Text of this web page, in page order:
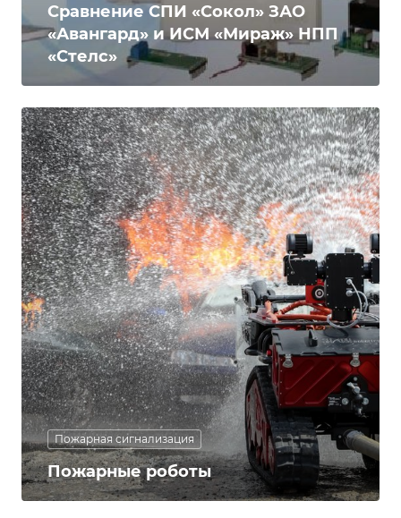
Сравнение СПИ «Сокол» ЗАО
«Авангард» и ИСМ «Мираж» НПП
«Стелс»
Пожарная сигнализация
Пожарные роботы